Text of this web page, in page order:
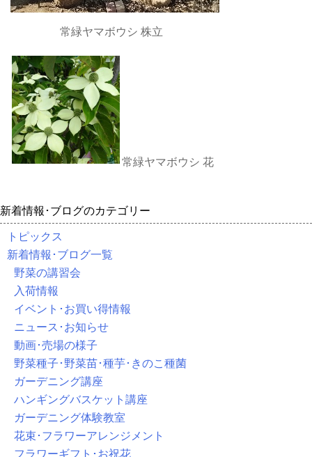
常緑ヤマボウシ 株立
常緑ヤマボウシ 花
新着情報･ブログのカテゴリー
トピックス
新着情報･ブログ一覧
野菜の講習会
入荷情報
イベント･お買い得情報
ニュース･お知らせ
動画･売場の様子
野菜種子･野菜苗･種芋･きのこ種菌
ガーデニング講座
ハンギングバスケット講座
ガーデニング体験教室
花束･フラワーアレンジメント
フラワーギフト･お祝花